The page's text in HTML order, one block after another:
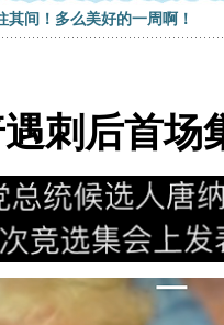
间！多么美好的一周啊！
刺后首场